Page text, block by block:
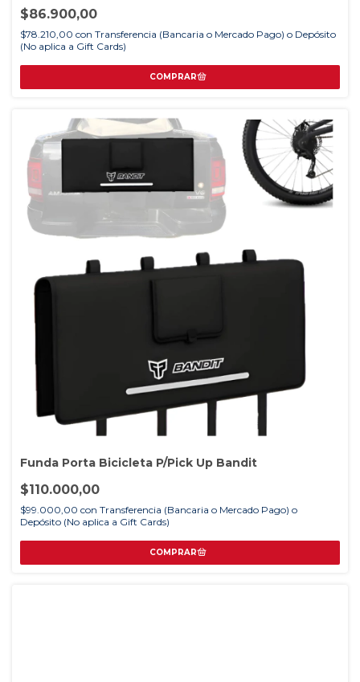
$86.900,00
$78.210,00 con Transferencia (Bancaria o Mercado Pago) o Depósito
(No aplica a Gift Cards)
Funda Porta Bicicleta P/Pick Up Bandit
$110.000,00
$99.000,00 con Transferencia (Bancaria o Mercado Pago) o
Depósito (No aplica a Gift Cards)